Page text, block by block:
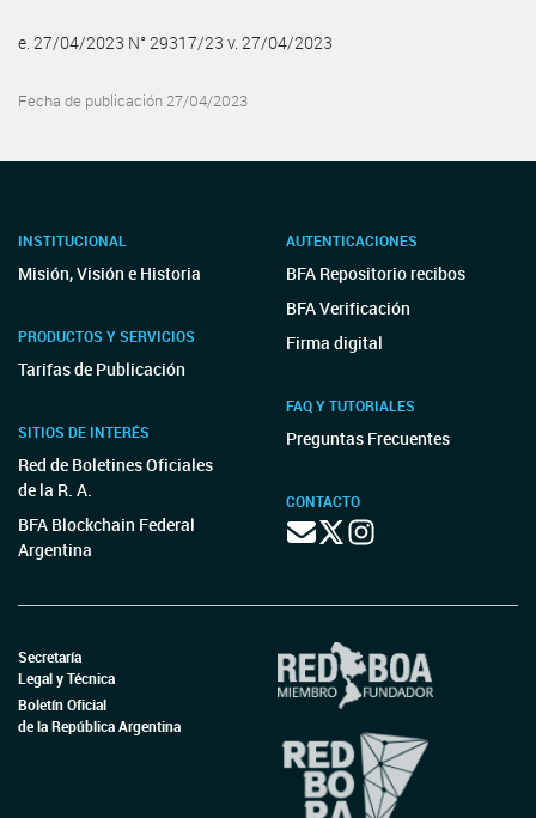
e. 27/04/2023 N° 29317/23 v. 27/04/2023
Fecha de publicación 27/04/2023
INSTITUCIONAL
Misión, Visión e Historia
PRODUCTOS Y SERVICIOS
Tarifas de Publicación
SITIOS DE INTERÉS
Red de Boletines Oficiales
de la R. A.
BFA Blockchain Federal
Argentina
AUTENTICACIONES
BFA Repositorio recibos
BFA Verificación
Firma digital
FAQ Y TUTORIALES
Preguntas Frecuentes
CONTACTO
Secretaría
Legal y Técnica
Boletín Oficial
de la República Argentina